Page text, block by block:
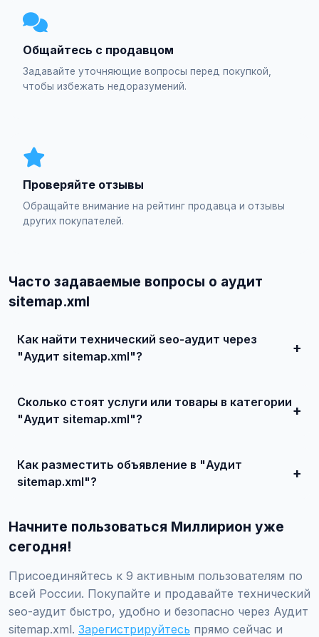
Общайтесь с продавцом
Задавайте уточняющие вопросы перед покупкой,
чтобы избежать недоразумений.
Проверяйте отзывы
Обращайте внимание на рейтинг продавца и отзывы
других покупателей.
Часто задаваемые вопросы о аудит
sitemap.xml
Как найти технический seo-аудит через
"Аудит sitemap.xml"?
и договоритесь о сделке.
Сколько стоят услуги или товары в категории
"Аудит sitemap.xml"?
Как разместить объявление в "Аудит
sitemap.xml"?
/ Технический SEO-аудит / Аудит sitemap.xml", заполните
форму и опубликуйте. Первые объявления — бесплатно!
Начните пользоваться Миллирион уже
сегодня!
Присоединяйтесь к 9 активным пользователям по
всей России. Покупайте и продавайте технический
seo-аудит быстро, удобно и безопасно через Аудит
sitemap.xml. Зарегистрируйтесь прямо сейчас и